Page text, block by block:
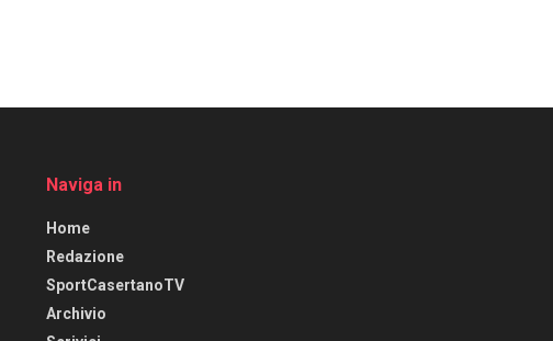
Naviga in
Home
Redazione
SportCasertanoTV
Archivio